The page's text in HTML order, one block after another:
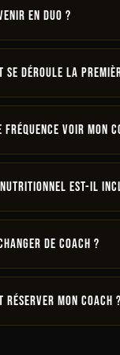
en duo ?
en duo est
→
se déroule la
séance
le Small Group →
fréquence voir mon
par semaine
nutritionnel est-il
coach peut vous
de coach ?
vous proposons
réserver mon coach ?